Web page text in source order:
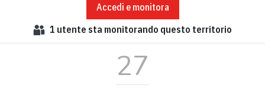
Accedi e monitora
1 utente sta monitorando questo territorio
27